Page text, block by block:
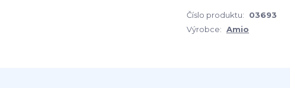
Číslo produktu: 03693
Výrobce: Amio